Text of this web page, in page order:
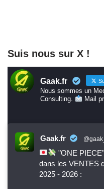
Suis nous sur X !
Gaak.fr
Nous sommes un
Consulting.
Mail
Gaak.fr
"ONE
dans les VENTES
2025 - 2026 :